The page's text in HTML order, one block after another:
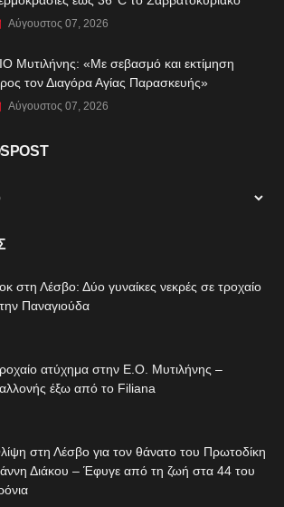
Αύγουστος 07, 2026
Μυτιλήνης: «Με σεβασμό και εκτίμηση
τον Διαγόρα Αγίας Παρασκευής»
Αύγουστος 07, 2026
στη Λέσβο: Δύο γυναίκες νεκρές σε τροχαίο
Παναγιούδα
ατύχημα στην Ε.Ο. Μυτιλήνης –
έξω από το Filiana
στη Λέσβο για τον θάνατο του Πρωτοδίκη
Διάκου – Έφυγε από τη ζωή στα 44 του